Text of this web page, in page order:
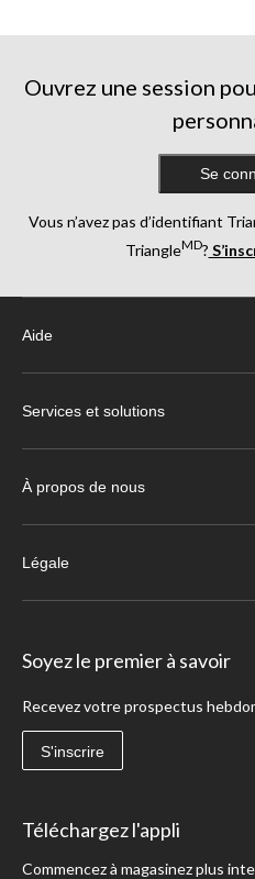
Ouvrez une session
Se
Vous n’avez pas d’identifiant
TriangleMD?
Aide
Services et solutions
À propos de nous
Légale
Soyez le premier à savoir
Recevez votre prospectus
S'inscrire
Téléchargez l'appli
Commencez à magasinez plus